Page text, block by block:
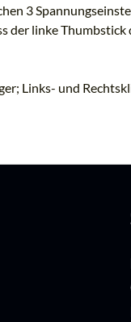
3
der linke
Links- und